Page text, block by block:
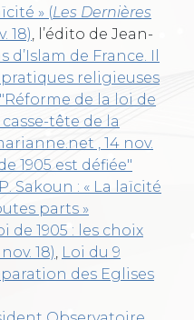
» (Les Dernières
18), l’édito de Jean-
d’Islam de France. Il
religieuses
"Réforme de la loi de
casse-tête de la
, 14 nov.
1905 est défiée"
Sakoun : « La laïcité
parts »
de 1905 : les choix
nov. 18), Loi du 9
des Eglises